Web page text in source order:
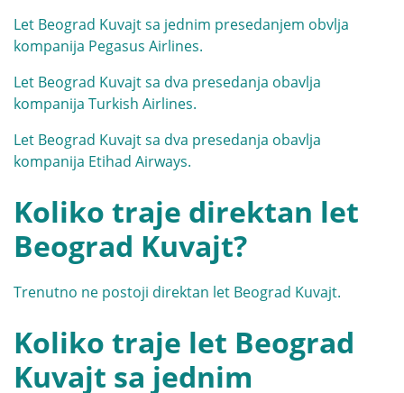
Let Beograd Kuvajt sa jednim presedanjem obvlja
kompanija Pegasus Airlines.
Let Beograd Kuvajt sa dva presedanja obavlja
kompanija Turkish Airlines.
Let Beograd Kuvajt sa dva presedanja obavlja
kompanija Etihad Airways.
Koliko traje direktan let
Beograd Kuvajt?
Trenutno ne postoji direktan let Beograd Kuvajt.
Koliko traje let Beograd
Kuvajt sa jednim